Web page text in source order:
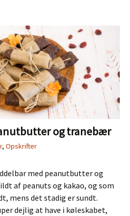
og tranebær
, Opskrifter
med peanutbutter og
af peanuts og kakao, og som
mens det stadig er sundt.
dejlig at have i køleskabet,